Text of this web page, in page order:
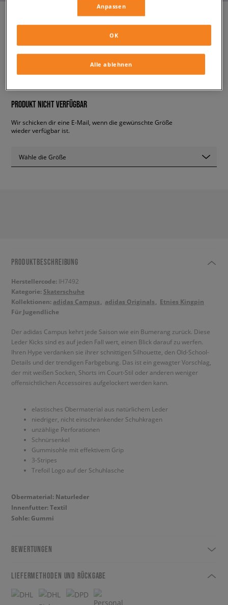
kinder, skaterschuhe
PRODUKT NICHT VERFÜGBAR
Wir schicken dir eine E-Mail, wenn die gewünschte Größe
wieder verfügbar ist.
Wähle die Größe
PRODUKTBESCHREIBUNG
Herstellercode: IH7492
Kategorie: Skaterschuhe
Kollektionen: adidas Campus adidas Originals
Etnies Kingpin
Für Jugendliche
Der adidas Campus kehrt jede Saison wie ein Bumerang zurück. Diese
Leder Kicks sind es auf jeden Fall wert, einen Blick darauf zu werfen.
Ihren Hype verdanken sie ihrer schnittigen Silhouette, den Old-School-
Details und der trendigen Farbgebung. Das ist ein gewagter Vorschlag,
der mit weißen Socken, Shorts im Court-Stil oder anderen weniger
offensichtlichen Accessoires aufgelockert werden kann.
elastisches Obermaterial aus natürlichem Leder
niedriger, nicht einschränkender Schuhkragen
unzählige Perforationen
Schnürsenkel
Gummisohle mit effektivem Grip
3-Stripes
Trefoil Logo auf der Schuhlasche
Obermaterial: Naturleder
Innenfutter: Textil
Sohle: Gummi
BEWERTUNGEN
LIEFERMETHODEN UND RÜCKGABE
Anpassen
Alle ablehnen
OK